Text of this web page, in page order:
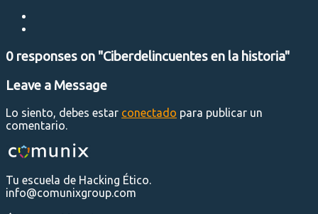
0 responses on "Ciberdelincuentes en la historia"
Leave a Message
Lo siento, debes estar conectado para publicar un
comentario.
Tu escuela de Hacking Ético.
info@comunixgroup.com